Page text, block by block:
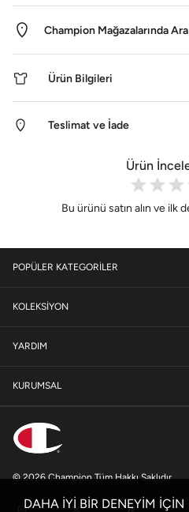
Champion Mağazalarında Ara
Ürün Bilgileri
Teslimat ve İade
Ürün
Bu ürünü satın alın ve ilk
POPÜLER KATEGORİLER
KOLEKSİYON
YARDIM
KURUMSAL
© 2026 Champion Tüm Hakkı Saklıdır
DAHA İYİ BİR DENEYİM İÇİN